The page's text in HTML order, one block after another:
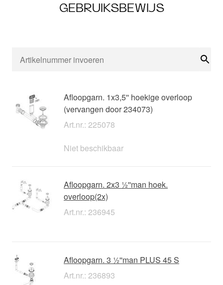
GEBRUIKSBEWIJS
Afloopgarn. 1x3,5'' hoekige overloop
(vervangen door 234073)
Art.nr.: 225078
Niet beschikbaar
Afloopgarn. 2x3 ½''man hoek.
overloop(2x)
Art.nr.: 236945
Afloopgarn. 3 ½''man PLUS 45 S
Art.nr.: 236893